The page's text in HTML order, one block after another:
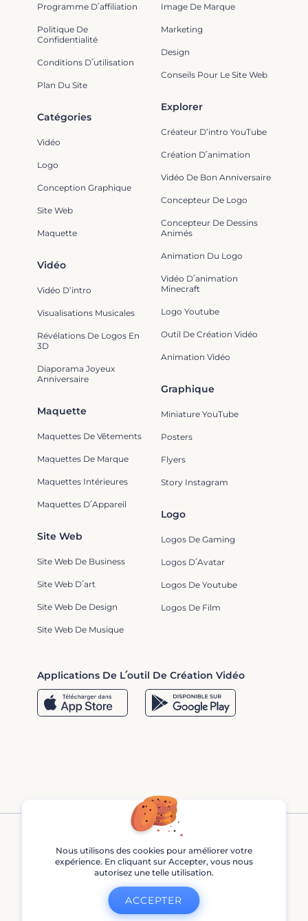
Programme D՛affiliation
Politique De
Confidentialité
Conditions D՛utilisation
Plan Du Site
Maquette
Maquettes De Vêtements
Maquettes De Marque
Maquettes Intérieures
Maquettes D՛Appareil
Image De Marque
Marketing
Design
Conseils Pour Le Site Web
Graphique
Miniature YouTube
Posters
Flyers
Story Instagram
Catégories
Vidéo
Logo
Conception Graphique
Site Web
Maquette
Logo
Logos De Gaming
Logos D՛Avatar
Logos De Youtube
Logos De Film
Explorer
Créateur D’intro YouTube
Création D՛animation
Vidéo De Bon Anniversaire
Concepteur De Logo
Concepteur De Dessins
Animés
Animation Du Logo
Vidéo D՛animation
Minecraft
Logo Youtube
Outil De Création Vidéo
Animation Vidéo
Applications De L՛outil De Création Vidéo
Vidéo
Vidéo D’intro
Visualisations Musicales
Révélations De Logos En
3D
Diaporama Joyeux
Anniversaire
Site Web
Site Web De Business
Site Web D՛art
Site Web De Design
Site Web De Musique
Renderforest © 2013 - 2026
Nous utilisons des cookies pour améliorer votre
expérience. En cliquant sur Accepter, vous nous
autorisez une telle utilisation.
ACCEPTER